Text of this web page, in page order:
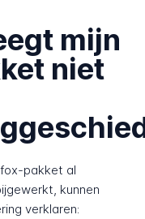
mijn
niet
pakket al
kunnen
verklaren: